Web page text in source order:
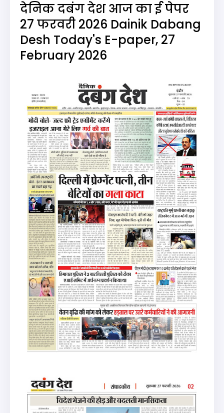
देनिक दबंग देश आज का ई पेपर
27 फरवरी 2026 Dainik Dabang
Desh Today's E-paper, 27
February 2026